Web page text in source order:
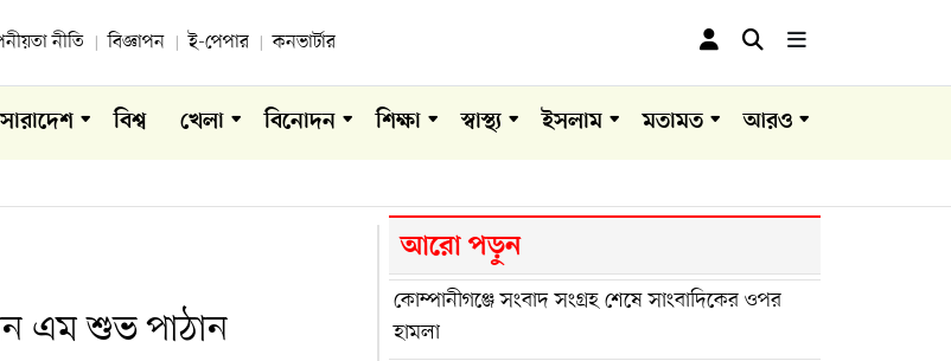
নীতি বিজ্ঞাপন ই-পেপার কনভার্টার
সারাদেশ বিশ্ব খেলা বিনোদন শিক্ষা স্বাস্থ্য ইসলাম মতামত আরও
এম শুভ পাঠান
আরো পড়ুন
কোম্পানীগঞ্জে সংবাদ সংগ্রহ শেষে সাংবাদিকের ওপর
হামলা